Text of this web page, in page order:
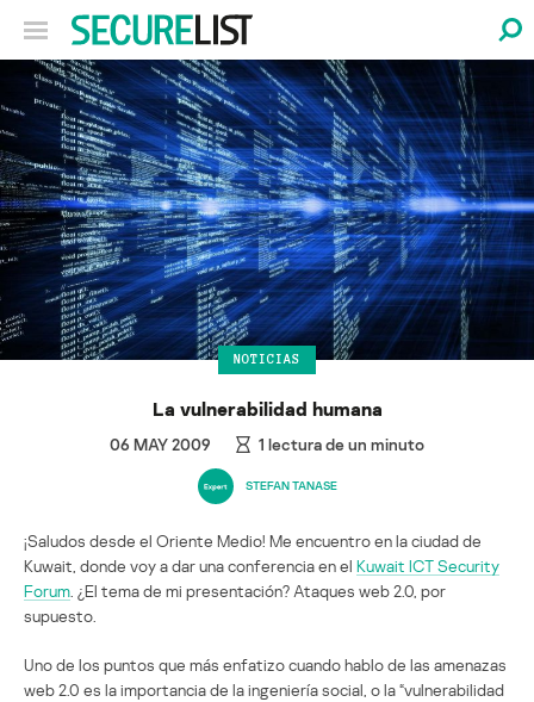
NOTICIAS
La vulnerabilidad humana
06 MAY 2009 1 lectura de un minuto
STEFAN TANASE
¡Saludos desde el Oriente Medio! Me encuentro en la ciudad de
Kuwait, donde voy a dar una conferencia en el Kuwait ICT Security
Forum . ¿El tema de mi presentación? Ataques web 2.0, por
supuesto.
Uno de los puntos que más enfatizo cuando hablo de las amenazas
web 2.0 es la importancia de la ingeniería social, o la “vulnerabilidad